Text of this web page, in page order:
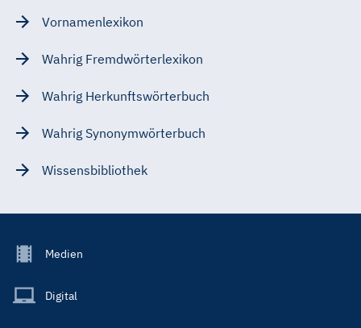
Vornamenlexikon
Wahrig Fremdwörterlexikon
Wahrig Herkunftswörterbuch
Wahrig Synonymwörterbuch
Wissensbibliothek
Footer
Main
Medien
Digital